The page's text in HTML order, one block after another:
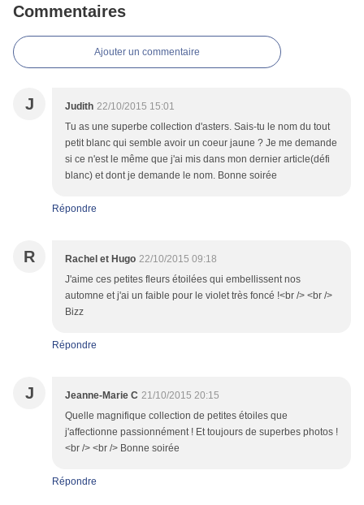
Commentaires
Ajouter un commentaire
J Judith 22/10/2015 15:01
Tu as une superbe collection d'asters. Sais-tu le nom du tout
petit blanc qui semble avoir un coeur jaune ? Je me demande
si ce n'est le même que j'ai mis dans mon dernier article(défi
blanc) et dont je demande le nom. Bonne soirée
Répondre
R Rachel et Hugo 22/10/2015 09:18
J'aime ces petites fleurs étoilées qui embellissent nos
automne et j'ai un faible pour le violet très foncé !<br /> <br />
Bizz
Répondre
J Jeanne-Marie C 21/10/2015 20:15
Quelle magnifique collection de petites étoiles que
j'affectionne passionnément ! Et toujours de superbes photos !
<br /> <br /> Bonne soirée
Répondre